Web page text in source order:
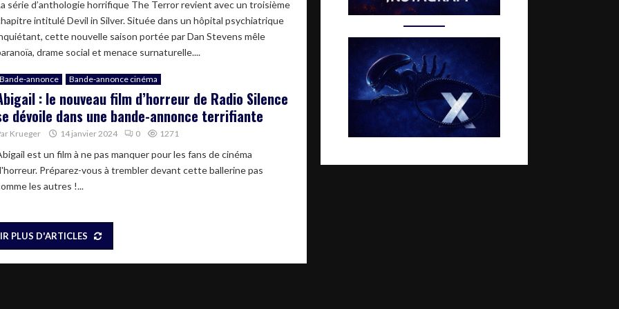
série d’anthologie horrifique The Terror revient avec un troisième
intitulé Devil in Silver. Située dans un hôpital psychiatrique
cette nouvelle saison portée par Dan Stevens mêle
drame social et menace surnaturelle....
Bande-annonce Bande-annonce cinéma
: le nouveau film d’horreur de Radio Silence
dévoile dans une bande-annonce terrifiante
Krueger 14 janvier 2024 0 1271
est un film à ne pas manquer pour les fans de cinéma
Préparez-vous à trembler devant cette ballerine pas
les autres !...
PLUS D'ARTICLES